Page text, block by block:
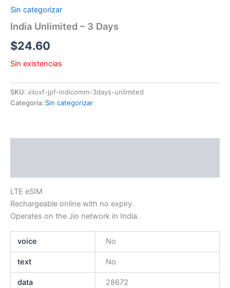
Sin categorizar
India Unlimited – 3 Days
$24.60
Sin existencias
SKU: xiloxf-jpf-indicomm-3days-unlimited
Categoría: Sin categorizar
LTE eSIM
Rechargeable online with no expiry.
Operates on the Jio network in India.
voice No
text No
data 28672